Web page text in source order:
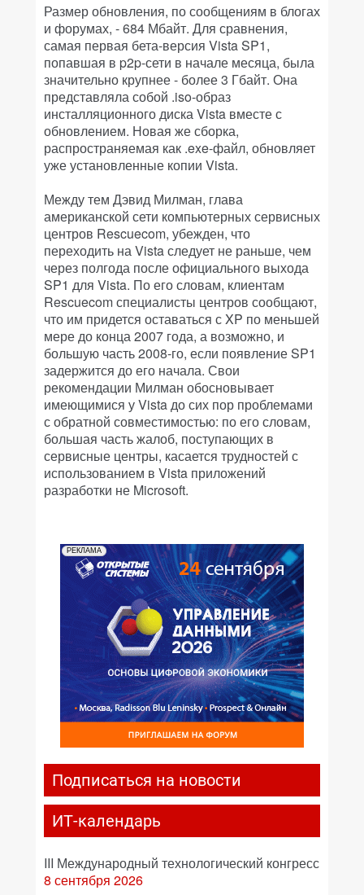
Размер обновления, по сообщениям в блогах
и форумах, - 684 Мбайт. Для сравнения,
самая первая бета-версия Vista SP1,
попавшая в p2p-сети в начале месяца, была
значительно крупнее - более 3 Гбайт. Она
представляла собой .iso-образ
инсталляционного диска Vista вместе с
обновлением. Новая же сборка,
распространяемая как .exe-файл, обновляет
уже установленные копии Vista.
Между тем Дэвид Милман, глава
американской сети компьютерных сервисных
центров Rescuecom, убежден, что
переходить на Vista следует не раньше, чем
через полгода после официального выхода
SP1 для Vista. По его словам, клиентам
Rescuecom специалисты центров сообщают,
что им придется оставаться с XP по меньшей
мере до конца 2007 года, а возможно, и
большую часть 2008-го, если появление SP1
задержится до его начала. Свои
рекомендации Милман обосновывает
имеющимися у Vista до сих пор проблемами
с обратной совместимостью: по его словам,
большая часть жалоб, поступающих в
сервисные центры, касается трудностей с
использованием в Vista приложений
разработки не Microsoft.
РЕКЛАМА
Подписаться на новости
ИТ-календарь
III Международный технологический конгресс
8 сентября 2026